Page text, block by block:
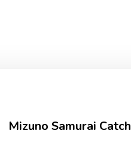
Mizuno Samurai